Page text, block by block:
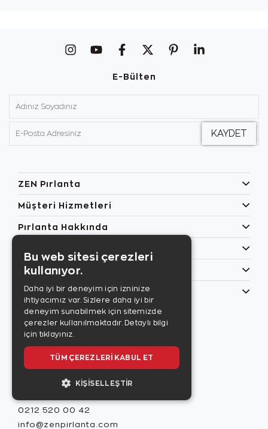
E-Bülten
ZEN Pırlanta
Müşteri Hizmetleri
Pırlanta Hakkında
Özel Günler
Bilgilerim
Son sayıyı
0212 520 00 42
info@zenpirlanta.com
Bu web sitesi çerezleri
kullanıyor.
Daha iyi bir deneyim için izninize
ihtiyacımız var. Sizlere daha iyi bir
deneyim sunabilmek için sitemizde
çerezler kullanılmaktadır. Detaylı bilgi
için tıklayınız.
TÜM ÇEREZLERI KABUL ET
KIŞISELLEŞTIR